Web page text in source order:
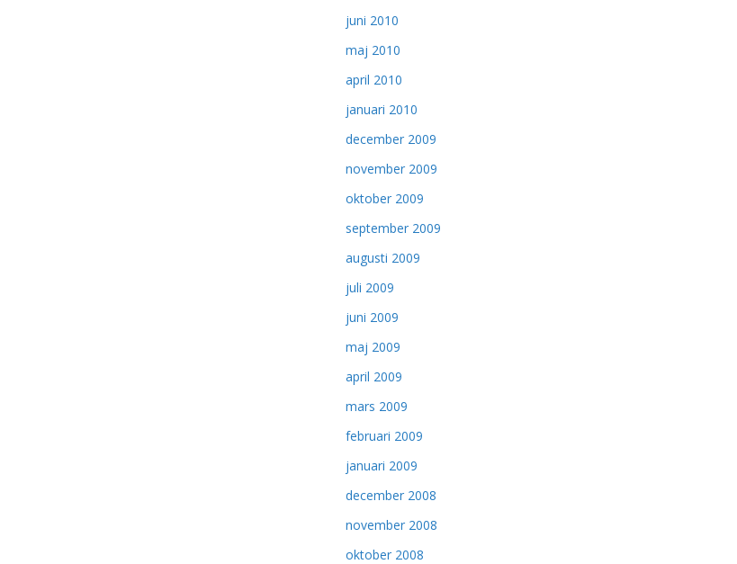
juni 2010
maj 2010
april 2010
januari 2010
december 2009
november 2009
oktober 2009
september 2009
augusti 2009
juli 2009
juni 2009
maj 2009
april 2009
mars 2009
februari 2009
januari 2009
december 2008
november 2008
oktober 2008